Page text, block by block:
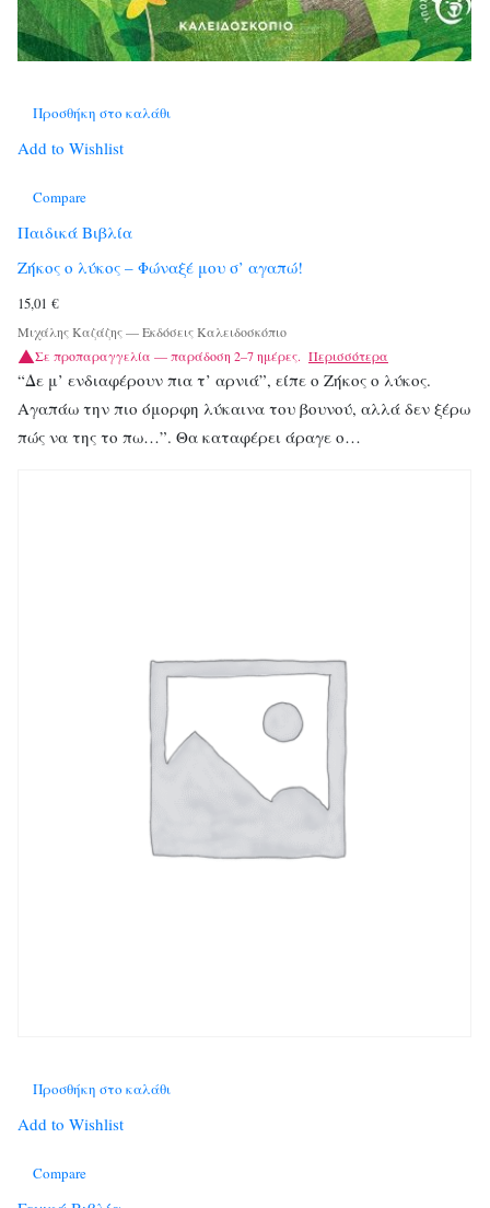
Προσθήκη στο καλάθι
Add to Wishlist
Compare
Παιδικά Βιβλία
Ζήκος ο λύκος – Φώναξέ μου σ’ αγαπώ!
15,01 €
Μιχάλης Καζάζης—Εκδόσεις Καλειδοσκόπιο
Σε προπαραγγελία — παράδοση 2–7 ημέρες. Περισσότερα
“Δε μ’ ενδιαφέρουν πια τ’ αρνιά”, είπε ο Ζήκος ο λύκος.
Αγαπάω την πιο όμορφη λύκαινα του βουνού, αλλά δεν ξέρω
πώς να της το πω…”. Θα καταφέρει άραγε ο…
Προσθήκη στο καλάθι
Add to Wishlist
Compare